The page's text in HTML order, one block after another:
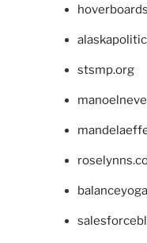
stsmp.org